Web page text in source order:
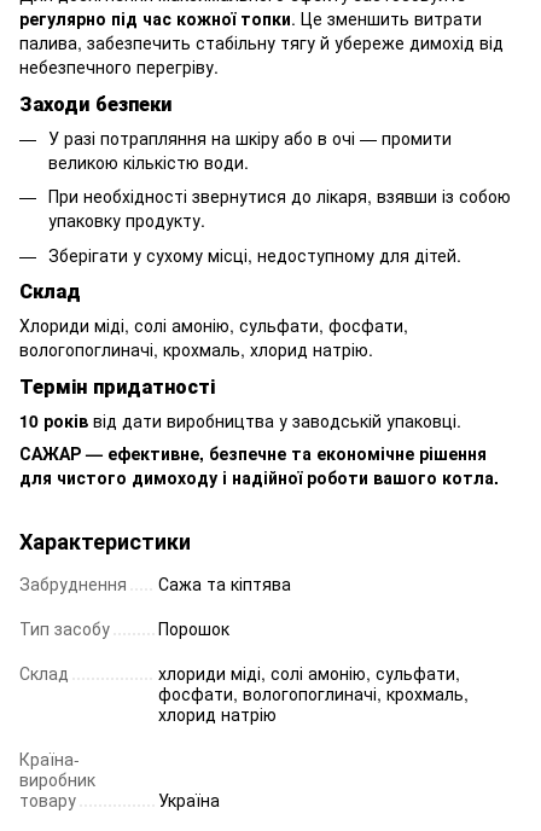
регулярно під час кожної топки. Це зменшить витрати
палива, забезпечить стабільну тягу й убереже димохід від
небезпечного перегріву.
Заходи безпеки
У разі потрапляння на шкіру або в очі — промити
великою кількістю води.
При необхідності звернутися до лікаря, взявши із собою
упаковку продукту.
Зберігати у сухому місці, недоступному для дітей.
Склад
Хлориди міді, солі амонію, сульфати, фосфати,
вологопоглиначі, крохмаль, хлорид натрію.
Термін придатності
10 років від дати виробництва у заводській упаковці.
САЖАР — ефективне, безпечне та економічне рішення
для чистого димоходу і надійної роботи вашого котла.
Характеристики
Забруднення
Сажа та кіптява
Тип засобу
Порошок
Склад
хлориди міді, солі амонію, сульфати,
фосфати, вологопоглиначі, крохмаль,
хлорид натрію
Країна-
виробник
товару
Україна